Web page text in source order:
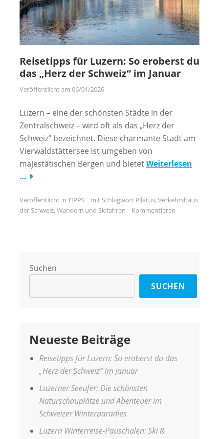
Reisetipps für Luzern: So eroberst du
das „Herz der Schweiz“ im Januar
Veröffentlicht am 06/01/2026
Luzern – eine der schönsten Städte in der
Zentralschweiz – wird oft als das „Herz der
Schweiz“ bezeichnet. Diese charmante Stadt am
Vierwaldstättersee ist umgeben von
majestätischen Bergen und bietetWeiterlesen
…
Veröffentlicht in TIPPS mit Schlagwort Pilatus, Verkehrshaus
der Schweiz, Wandern und Skifahren Kommentieren
Suchen
SUCHEN
Neueste Beiträge
Reisetipps für Luzern: So eroberst du das
„Herz der Schweiz“ im Januar
Luzerner Seeufer: Die schönsten
Naturschauplätze und Abenteuer im
Schweizer Winterparadies
Luzern Winterreise-Pauschalen: Ski &